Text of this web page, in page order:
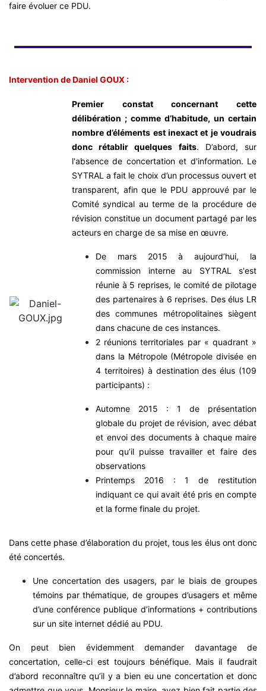
faire évoluer ce PDU.
Intervention de Daniel GOUX :
Premier constat concernant cette
délibération ; comme d’habitude, un certain
nombre d’éléments est inexact et je voudrais
donc rétablir quelques faits. D’abord, sur
l'absence de concertation et d'information. Le
SYTRAL a fait le choix d’un processus ouvert et
transparent, afin que le PDU approuvé par le
Comité syndical au terme de la procédure de
révision constitue un document partagé par les
acteurs en charge de sa mise en œuvre.
De mars 2015 à aujourd’hui, la
commission interne au SYTRAL s'est
réunie à 5 reprises, le comité de pilotage
des partenaires à 6 reprises. Des élus LR
des communes métropolitaines siègent
dans chacune de ces instances.
2 réunions territoriales par « quadrant »
dans la Métropole (Métropole divisée en
4 territoires) à destination des élus (109
participants) :
Automne 2015 : 1 de présentation
globale du projet de révision, avec débat
et envoi des documents à chaque maire
pour qu’il puisse travailler et faire des
observations
Printemps 2016 : 1 de restitution
indiquant ce qui avait été pris en compte
et la forme finale du projet.
Dans cette phase d’élaboration du projet, tous les élus ont donc
été concertés.
Une concertation des usagers, par le biais de groupes
témoins par thématique, de groupes d’usagers et même
d’une conférence publique d’informations + contributions
sur un site internet dédié au PDU.
On peut bien évidemment demander davantage de
concertation, celle-ci est toujours bénéfique. Mais il faudrait
d’abord reconnaître qu’il y a bien eu une concertation et donc